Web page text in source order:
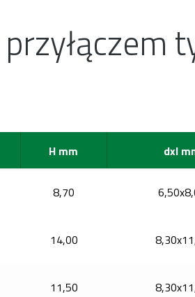
H mm dxl
8,70
14,00
11,50